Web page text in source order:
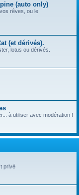
(auto only)
rêves, ou le
(et dérivés).
lotus ou dérivés.
à utiliser avec modération !
privé